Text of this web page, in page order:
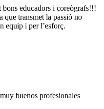
bons educadors i coreògrafs!!!
que transmet la passió no
equip i per l’esforç.
buenos profesionales